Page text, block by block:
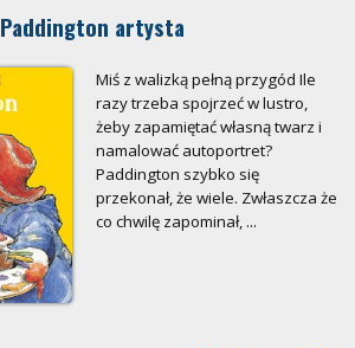
Paddington artysta
Miś z walizką pełną przygód Ile
razy trzeba spojrzeć w lustro,
żeby zapamiętać własną twarz i
namalować autoportret?
Paddington szybko się
przekonał, że wiele. Zwłaszcza że
co chwilę zapominał, ...